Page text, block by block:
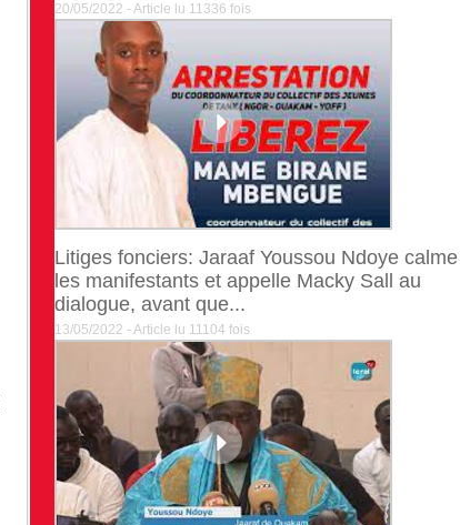
20/05/2022 - Article lu 11336 fois
Litiges fonciers: Jaraaf Youssou Ndoye calme
les manifestants et appelle Macky Sall au
dialogue, avant que...
13/05/2022 - Article lu 11104 fois